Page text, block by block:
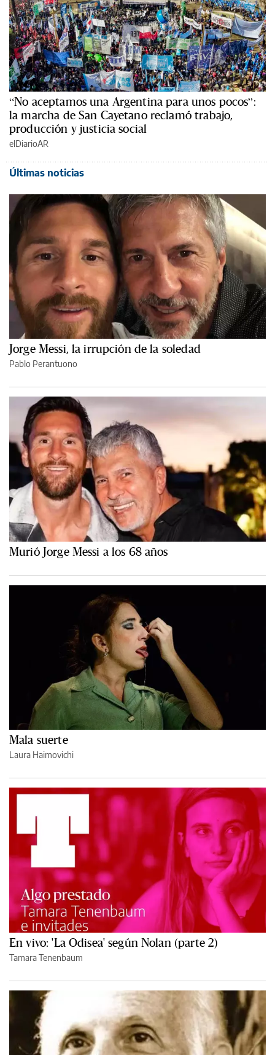
“No aceptamos una Argentina para unos pocos”:
la marcha de San Cayetano reclamó trabajo,
producción y justicia social
elDiarioAR
Últimas noticias
Jorge Messi, la irrupción de la soledad
Pablo Perantuono
Murió Jorge Messi a los 68 años
Mala suerte
Laura Haimovichi
En vivo: 'La Odisea' según Nolan (parte 2)
Tamara Tenenbaum